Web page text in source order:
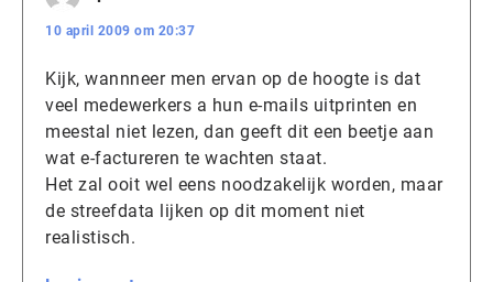
10 april 2009 om 20:37
Kijk, wannneer men ervan op de hoogte is dat
veel medewerkers a hun e-mails uitprinten en
meestal niet lezen, dan geeft dit een beetje aan
wat e-factureren te wachten staat.
Het zal ooit wel eens noodzakelijk worden, maar
de streefdata lijken op dit moment niet
realistisch.